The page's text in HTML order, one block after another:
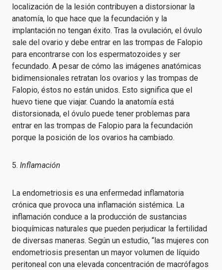
localización de la lesión contribuyen a distorsionar la
anatomía, lo que hace que la fecundación y la
implantación no tengan éxito. Tras la ovulación, el óvulo
sale del ovario y debe entrar en las trompas de Falopio
para encontrarse con los espermatozoides y ser
fecundado. A pesar de cómo las imágenes anatómicas
bidimensionales retratan los ovarios y las trompas de
Falopio, éstos no están unidos. Esto significa que el
huevo tiene que viajar. Cuando la anatomía está
distorsionada, el óvulo puede tener problemas para
entrar en las trompas de Falopio para la fecundación
porque la posición de los ovarios ha cambiado.
5. Inflamación
La endometriosis es una enfermedad inflamatoria
crónica que provoca una inflamación sistémica. La
inflamación conduce a la producción de sustancias
bioquímicas naturales que pueden perjudicar la fertilidad
de diversas maneras. Según un estudio, “las mujeres con
endometriosis presentan un mayor volumen de líquido
peritoneal con una elevada concentración de macrófagos